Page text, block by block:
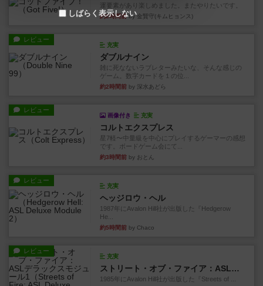
運要素があり楽しめました。またやりたいです。
約2時間前by 金賢守(キムヒョンス)
レビュー
充実
ダブルナイン
雑に死なないラブレターみたいな、そんな感じの
ゲーム。数字カードを１の位...
約2時間前 by 深水あどら
レビュー
画像付き 充実
コルトエクスプレス
星7軽〜中量級を中心にプレイするゲーマーの感想
です。ボードゲーム会にて...
約3時間前 by おとん
レビュー
充実
ヘッジロウ・ヘル
1987年にAvalon Hill社が出版した『Hedgerow
He...
約5時間前 by Chaco
レビュー
充実
ストリート・オブ・ファイア：ASLデラックスモジュール1
1985年にAvalon Hill社が出版した『Streets of ...
しばらく表示しない